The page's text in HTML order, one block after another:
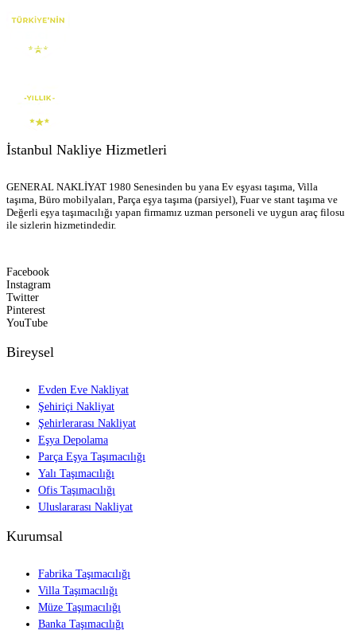
İstanbul Nakliye Hizmetleri
GENERAL NAKLİYAT 1980 Senesinden bu yana Ev eşyası taşıma, Villa
taşıma, Büro mobilyaları, Parça eşya taşıma (parsiyel), Fuar ve stant taşıma ve
Değerli eşya taşımacılığı yapan firmamız uzman personeli ve uygun araç filosu
ile sizlerin hizmetindedir.
Facebook
Instagram
Twitter
Pinterest
YouTube
Bireysel
Evden Eve Nakliyat
Şehiriçi Nakliyat
Şehirlerarası Nakliyat
Eşya Depolama
Parça Eşya Taşımacılığı
Yalı Taşımacılığı
Ofis Taşımacılığı
Uluslararası Nakliyat
Kurumsal
Fabrika Taşımacılığı
Villa Taşımacılığı
Müze Taşımacılığı
Banka Taşımacılığı